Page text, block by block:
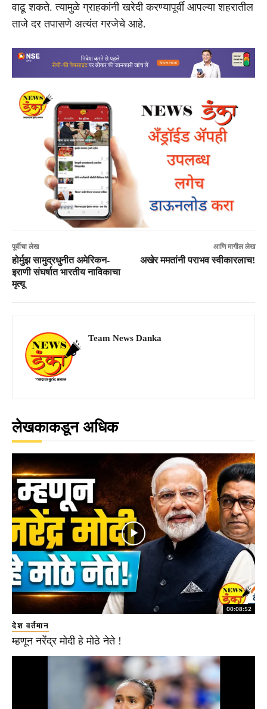
वाढू शकते. त्यामुळे ग्राहकांनी खरेदी करण्यापूर्वी आपल्या शहरातील
ताजे दर तपासणे अत्यंत गरजेचे आहे.
पूर्वीचा लेख
होर्मुझ सामुद्रधुनीत अमेरिकन-
इराणी संघर्षात भारतीय नाविकाचा
मृत्यू
आणि मागील लेख
अखेर ममतांनी पराभव स्वीकारलाच!
Team News Danka
लेखकाकडून अधिक
00:08:52
देश वर्तमान
म्हणून नरेंद्र मोदी हे मोठे नेते !